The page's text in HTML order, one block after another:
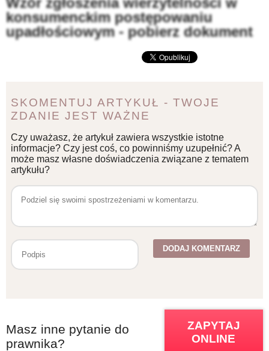
konsumenckim postępowaniu
upadłościowym - pobierz dokument
SKOMENTUJ ARTYKUŁ - TWOJE
ZDANIE JEST WAŻNE
Czy uważasz, że artykuł zawiera wszystkie istotne
informacje? Czy jest coś, co powinniśmy uzupełnić? A
może masz własne doświadczenia związane z tematem
artykułu?
Masz inne pytanie do
prawnika?
ZAPYTAJ
ONLINE